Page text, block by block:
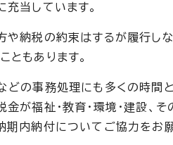
当しています。
納税の約束はするが履行し
ともあります。
の事務処理にも多くの時間
が福祉・教育・環境・建設
期内納付についてご協力をお願